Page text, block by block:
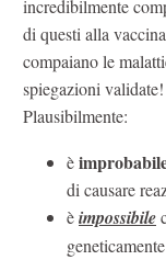
incredibilmente
di questi alla
compaiano le
spiegazioni validate!
Plausibilmente:
è
di causare
èimpossibile